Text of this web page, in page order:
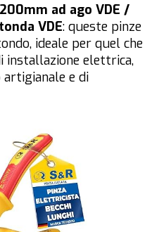
ad ago VDE /
VDE: queste pinze
ideale per quel che
installazione elettrica,
e di